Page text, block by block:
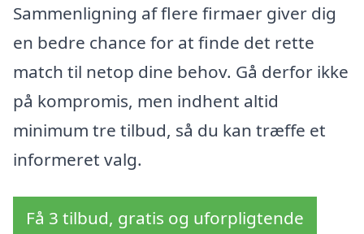
Sammenligning af flere firmaer giver dig
en bedre chance for at finde det rette
match til netop dine behov. Gå derfor ikke
på kompromis, men indhent altid
minimum tre tilbud, så du kan træffe et
informeret valg.
Få 3 tilbud, gratis og uforpligtende